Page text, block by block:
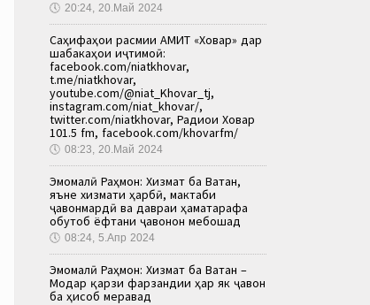
🕔 20:24, 20.Май 2024
Саҳифаҳои расмии АМИТ «Ховар» дар
шабакаҳои иҷтимоӣ:
facebook.com/niatkhovar,
t.me/niatkhovar,
youtube.com/@niat_Khovar_tj,
instagram.com/niat_khovar/,
twitter.com/niatkhovar, Радиои Ховар
101.5 fm, facebook.com/khovarfm/
🕔 08:23, 20.Май 2024
Эмомалӣ Раҳмон: Хизмат ба Ватан,
яъне хизмати ҳарбӣ, мактаби
ҷавонмардӣ ва давраи ҳаматарафа
обутоб ёфтани ҷавонон мебошад
🕔 08:24, 5.Апр 2024
Эмомалӣ Раҳмон: Хизмат ба Ватан –
Модар қарзи фарзандии ҳар як ҷавон
ба ҳисоб меравад